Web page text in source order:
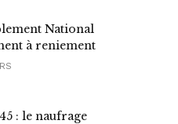
National
à reniement
: le naufrage